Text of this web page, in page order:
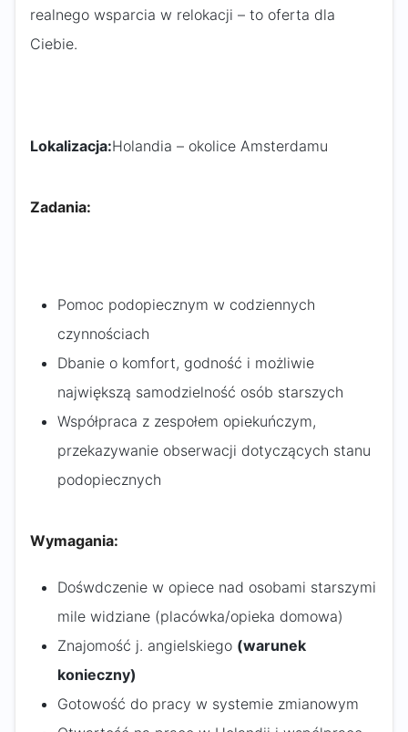
realnego wsparcia w relokacji – to oferta dla
Ciebie.
Lokalizacja:Holandia – okolice Amsterdamu
Zadania:
Pomoc podopiecznym w codziennych
czynnościach
Dbanie o komfort, godność i możliwie
największą samodzielność osób starszych
Współpraca z zespołem opiekuńczym,
przekazywanie obserwacji dotyczących stanu
podopiecznych
Wymagania:
Dośwdczenie w opiece nad osobami starszymi
mile widziane (placówka/opieka domowa)
Znajomość j. angielskiego (warunek
konieczny)
Gotowość do pracy w systemie zmianowym